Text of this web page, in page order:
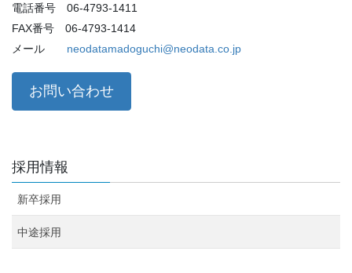
電話番号 06-4793-1411
FAX番号 06-4793-1414
メール neodatamadoguchi@neodata.co.jp
お問い合わせ
採用情報
新卒採用
中途採用